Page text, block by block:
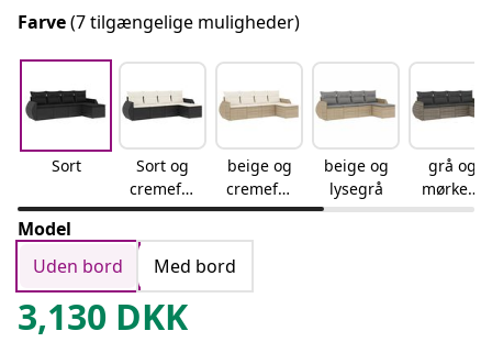
Farve(7 tilgængelige muligheder)
Sort
Sort og
cremefar
vet
beige og
cremefar
vet
beige og
lysegrå
grå og
mørkegr
å
Model
Uden bord
Med bord
3,130 DKK